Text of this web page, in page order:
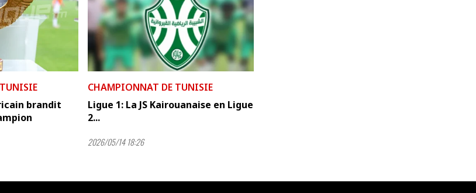
brandit
CHAMPIONNAT DE TUNISIE
Ligue 1: La JS Kairouanaise en Ligue
2...
2026/05/14 18:26